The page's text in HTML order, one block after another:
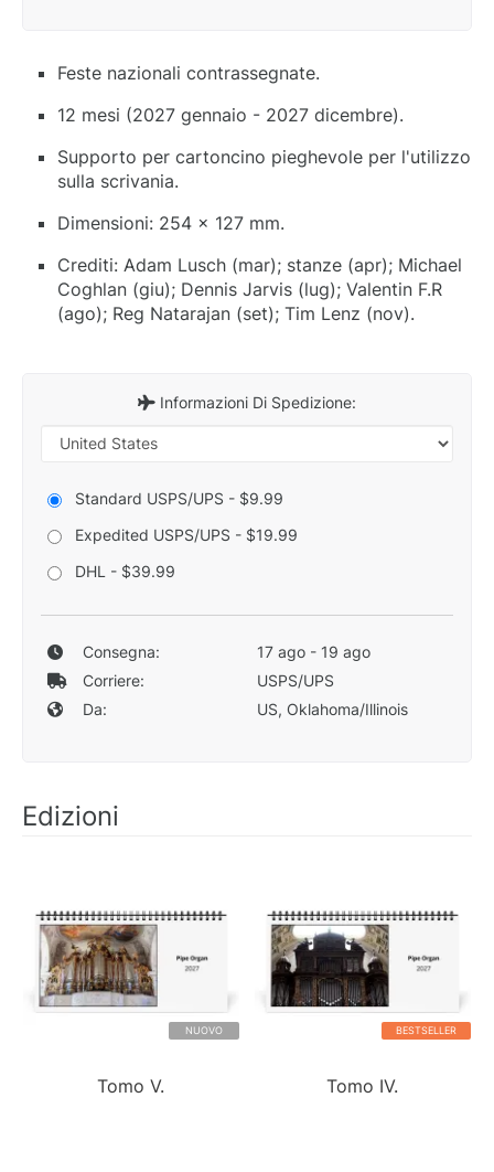
Feste nazionali contrassegnate.
12 mesi (2027 gennaio - 2027 dicembre).
Supporto per cartoncino pieghevole per l'utilizzo
sulla scrivania.
Dimensioni: 254 x 127 mm.
Crediti: Adam Lusch (mar); stanze (apr); Michael
Coghlan (giu); Dennis Jarvis (lug); Valentin F.R
(ago); Reg Natarajan (set); Tim Lenz (nov).
Informazioni Di Spedizione:
Standard USPS/UPS - $9.99
Expedited USPS/UPS - $19.99
DHL - $39.99
Consegna:
17 ago - 19 ago
Corriere:
USPS/UPS
Da:
US, Oklahoma/Illinois
Edizioni
NUOVO
Tomo V.
BESTSELLER
Tomo IV.